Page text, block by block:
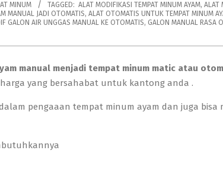
MINUM TAGGED: ALAT MODIFIKASI TEMPAT MINUM AYAM, ALAT
MANUAL JADI OTOMATIS, ALAT OTOMATIS UNTUK TEMPAT MINUM
GALON AIR UNGGAS MANUAL KE OTOMATIS, GALON MANUAL RASA
manual menjadi tempat minum matic atau
yang bersahabat untuk kantong anda .
pengaaan tempat minum ayam dan juga bisa